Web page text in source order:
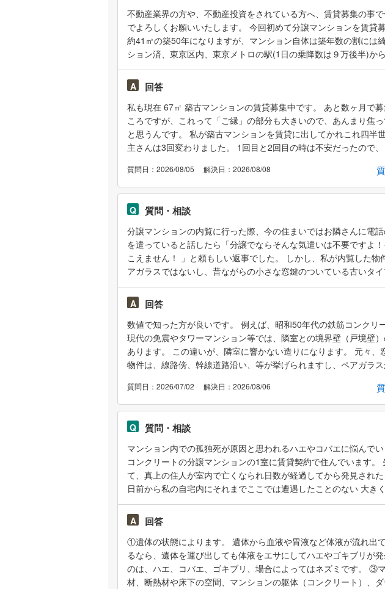
不動産業界の方や、不動産投資をされている方へ、賃貸募集の事
でよろしくお願いいたします。 今回初めて分譲マンションを賃貸
約41㎡の築50年になりますが、マンション自体は築年数の割には
ション済、東京区内、東京メトロの駅(1日の乗降数は９万後半)か
てはSUUMOや不動産屋の意見を参考にして、現在募集して1ヶ月
閑散期？ということもあってか、まだ成約になってはいません。
の考えを伺えればと思います。 一定期間は様子をみて、決まらな
た様子を見るという感じかと思いますが、どのようにして募集(例
比較して募集しますか？等)·どの期間埋まらなければ見直している
いし2つにするか等、自分はこのようにして募集し、決まらなけれ
等、大家さんとしてのご経験やお考えをお伺いしたいです。 何分
A 回答
私も現在 67㎡ 築古マンションの賃貸募集中です。 あと数ヶ月で
ころですが、これって「ご縁」の部分も大きいので、あんまり焦
と思うんです。 私が築古マンションを賃貸に出してかれこれ四半
主さんは3回変わりました。 1回目と2回目の時は不安だったので
質問日：2026/08/05 解決日：2026/08/08
Q 質問・相談
分譲マンションの内覧に行った際、今の住まいではお隣さんに電
を遣っていると話したら「分譲でならそんな気遣いは不要ですよ
こえません！ 」と頼もしい返事でした。 しかし、私が内覧した
アガラスではないし、昔ながらの小さな窓鍵のついている古いタ
え分譲ですし、コンクリート厚は大丈夫なのかもしれませんが（
動産屋さんはご存知ないようでした）、窓が普通の賃貸と変わらな
でしょう？ 電話の声などは壁よりも窓を抜けて周りに聞こえるの
屋の方の言葉をそのまま信じていいものか疑問があります。 実際
か？
A 回答
数値で知った方が良いです。 例えば、昭和50年代の鉄筋コンクリ
現代の免震やタワーマンション等では、隣室との境界壁（戸境壁
あります。 この違いが、隣室に響かない造りになります。 元々、
物件は、線路傍、幹線道路沿い、等が挙げられますし、ペアガラ
質問日：2026/07/02 解決日：2026/08/06
Q 質問・相談
マンション内での孤独死が原因と思われるハエやコバエに悩んで
コンクリートの分譲マンションの1室に賃貸契約で住んでいます。
て、真上の住人が室内で亡くなられ日数が経過してから発見され
日前から私の自宅内にそれまでここでは遭遇したことのない 大き
とか銀バエとか言われるタイプ？)を見かけるようになり、また洗
り、てっきり自宅内に問題があると思い、排水口を薬品で流したり
箱を掃除したり、 サッシ窓が古くて網戸も隙間だらけなので窓を
いました。換気扇から入るのかも、と思い換気扇を掃除してフィ
ある換気扇や換気口の出口に殺虫剤を繰り返し噴霧したり。 警察
ていたおかげで、それらが真上の部屋に原因があったことが分か
なら異臭とハエもそのうち解消されるだろう」とそのときはホッ
A 回答
①遺体の状態によります。 遺体から血液や胃液など体液が流れ出
るなら、遺体を運び出しても体液をエサにしてハエやゴキブリが
のは、ハエ、コバエ、ゴキブリ、場合によってはネズミです。 ③
材、断熱材や床下の空間、マンションの躯体（コンクリート）、